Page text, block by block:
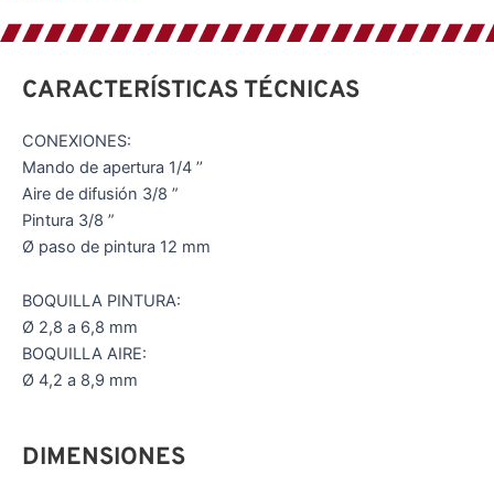
CARACTERÍSTICAS TÉCNICAS
CONEXIONES:
Mando de apertura 1/4 ’’
Aire de difusión 3/8 ”
Pintura 3/8 ”
Ø paso de pintura 12 mm
BOQUILLA PINTURA:
Ø 2,8 a 6,8 mm
BOQUILLA AIRE:
Ø 4,2 a 8,9 mm
DIMENSIONES